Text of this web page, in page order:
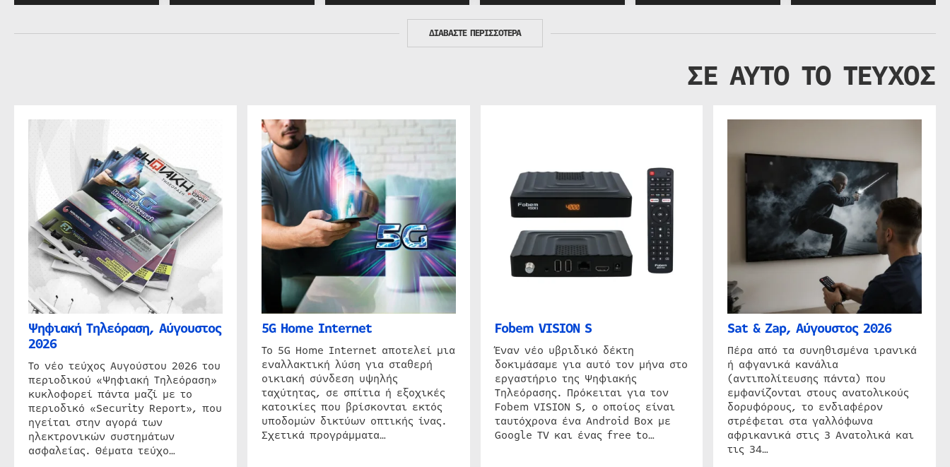
ΔΙΑΒΑΣΤΕ ΠΕΡΙΣΣΟΤΕΡΑ
ΣΕ ΑΥΤΟ ΤΟ ΤΕΥΧΟΣ
Ψηφιακή Τηλεόραση, Αύγουστος
2026
Το νέο τεύχος Αυγούστου 2026 του
περιοδικού «Ψηφιακή Τηλεόραση»
κυκλοφορεί πάντα μαζί με το
περιοδικό «Security Report», που
ηγείται στην αγορά των
ηλεκτρονικών συστημάτων
ασφαλείας. Θέματα τεύχο…
5G Home Internet
Το 5G Home Internet αποτελεί μια
εναλλακτική λύση για σταθερή
οικιακή σύνδεση υψηλής
ταχύτητας, σε σπίτια ή εξοχικές
κατοικίες που βρίσκονται εκτός
υποδομών δικτύων οπτικής ίνας.
Σχετικά προγράμματα…
Fobem VISION S
Έναν νέο υβριδικό δέκτη
δοκιμάσαμε για αυτό τον μήνα στο
εργαστήριο της Ψηφιακής
Τηλεόρασης. Πρόκειται για τον
Fobem VISION S, ο οποίος είναι
ταυτόχρονα ένα Android Box με
Google TV και ένας free to…
Sat & Zap, Αύγουστος 2026
Πέρα από τα συνηθισμένα ιρανικά
ή αφγανικά κανάλια
(αντιπολίτευσης πάντα) που
εμφανίζονται στους ανατολικούς
δορυφόρους, το ενδιαφέρον
στρέφεται στα γαλλόφωνα
αφρικανικά στις 3 Ανατολικά και
τις 34…